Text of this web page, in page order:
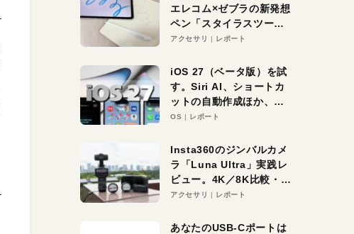
エレコム×ゼブラの新発想
ペン「スタイラスツーウ
ェイ」レビュー。持ち替
アクセサリ レポート
iOS 27（ベータ版）を試
す。Siri AI、ショートカ
ットの自動作成ほか、期
待大の便利機能5選。
る未来はすぐそこ！
OS レポート
Insta360のジンバルカメ
ラ「Luna Ultra」実践レ
ビュー。4K／8K比較・ズ
ーム・夜間撮影をチェッ
アクセサリ レポート
あなたのUSB-Cポートは